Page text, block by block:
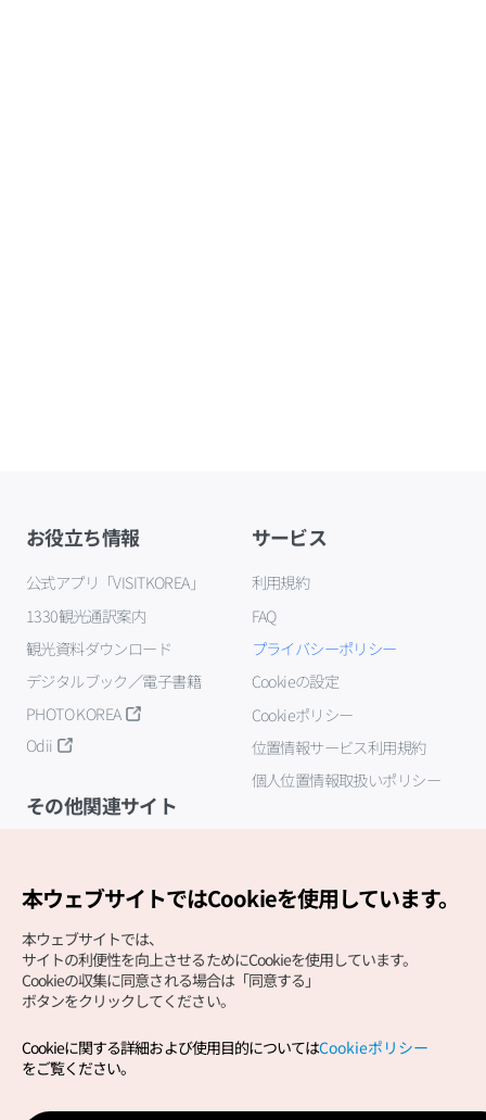
お役立ち情報
公式アプリ「VISITKOREA」
1330観光通訳案内
観光資料ダウンロード
デジタルブック／電子書籍
PHOTO KOREA
Odii
サービス
利用規約
FAQ
プライバシーポリシー
Cookieの設定
Cookieポリシー
位置情報サービス利用規約
個人位置情報取扱いポリシー
その他関連サイト
Copyright (c) Korea Tourism Organization All Rights
サイトエラー報告公式メール
本ウェブサイトではCookieを使用しています。
本ウェブサイトでは、
サイトの利便性を向上させるためにCookieを使用しています。
Cookieの収集に同意される場合は「同意する」
ボタンをクリックしてください。
Cookieに関する詳細および使用目的についてはCookieポリシー
をご覧ください。